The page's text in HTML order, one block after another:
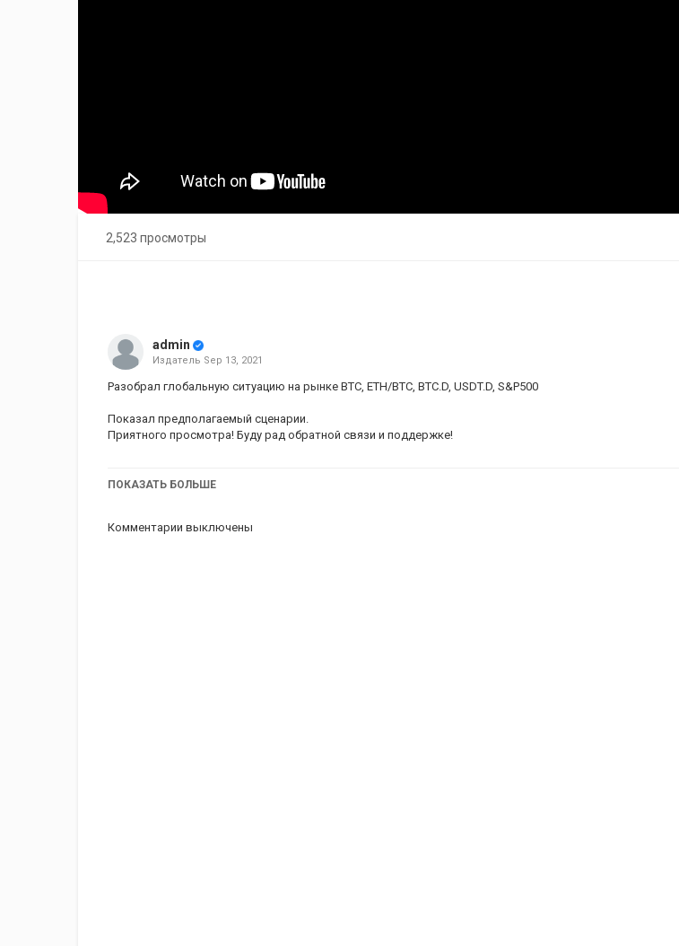
2,523 просмотры
admin
Издатель Sep 13, 2021
Разобрал глобальную ситуацию на рынке BTC, ETH/BTC, BTC.D, USDT.D, S&P500
Показал предполагаемый сценарии.
Приятного просмотра! Буду рад обратной связи и поддержке!
ПОКАЗАТЬ БОЛЬШЕ
Комментарии выключены